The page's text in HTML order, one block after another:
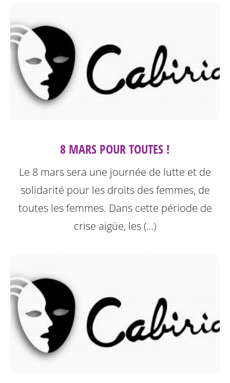
8 MARS POUR TOUTES !
Le 8 mars sera une journée de lutte et de
solidarité pour les droits des femmes, de
toutes les femmes. Dans cette période de
crise aigüe, les (…)